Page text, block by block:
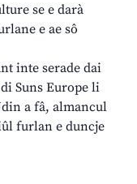
se e darà
e ae sô
inte serade dai
Suns Europe li
a fâ, almancul
furlan e duncje